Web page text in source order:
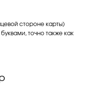
стороне карты)
точно также как